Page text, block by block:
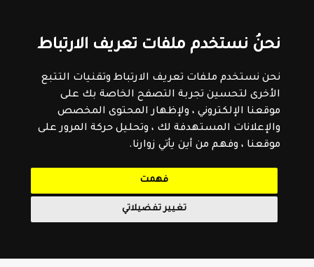
نحنُ نستخدم ملفات تعريف الارتباط
نحن نستخدم ملفات تعريف الارتباط وتقنيات التتبع
الأخرى لتحسين تجربة التصفح الخاصة بك على
موقعنا الإلكتروني ، ولإظهار المحتوى المخصص
والإعلانات المستهدفة لك ، وتحليل حركة المرور على
موقعنا ، وفهم من أين يأتي زوارنا.
فهمت
تغيير تفضيلاتي